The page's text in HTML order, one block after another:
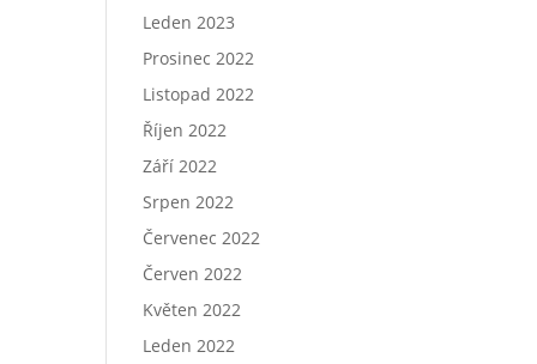
Leden 2023
Prosinec 2022
Listopad 2022
Říjen 2022
Září 2022
Srpen 2022
Červenec 2022
Červen 2022
Květen 2022
Leden 2022